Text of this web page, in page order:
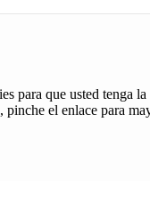
para que usted tenga
, pinche el enlace para